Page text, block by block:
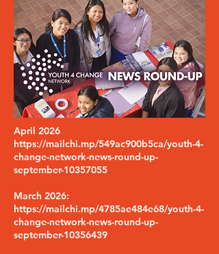
April 2026
https://mailchi.mp/549ac900b5ca/youth-4-
change-network-news-round-up-
september-10357055
March 2026:
https://mailchi.mp/4785ae484e68/youth-4-
change-network-news-round-up-
september-10356439